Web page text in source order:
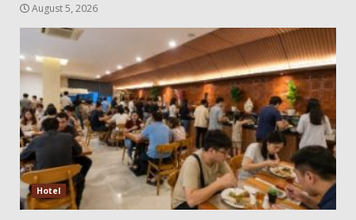
August 5, 2026
Hotel